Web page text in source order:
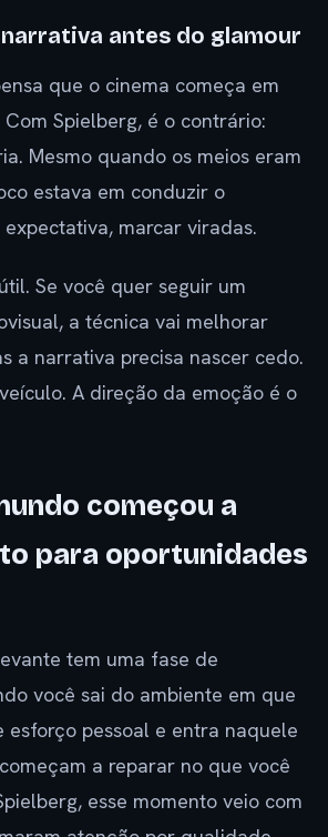
antes do glamour
que o cinema começa em
Spielberg, é o contrário:
Mesmo quando os meios eram
estava em conduzir o
marcar viradas.
Se você quer seguir um
a técnica vai melhorar
a narrativa precisa nascer cedo.
A direção da emoção é o
começou a
para oportunidades
tem uma fase de
você sai do ambiente em que
pessoal e entra naquele
a reparar no que você
esse momento veio com